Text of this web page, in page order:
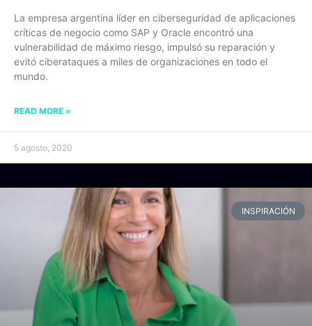
La empresa argentina líder en ciberseguridad de aplicaciones
críticas de negocio como SAP y Oracle encontró una
vulnerabilidad de máximo riesgo, impulsó su reparación y
evitó ciberataques a miles de organizaciones en todo el
mundo.
READ MORE »
5 agosto, 2020
INSPIRACIÓN